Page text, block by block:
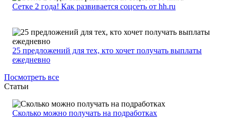
Сетке 2 года! Как развивается соцсеть от hh.ru
25 предложений для тех, кто хочет получать выплаты
ежедневно
Посмотреть все
Статьи
Сколько можно получать на подработках